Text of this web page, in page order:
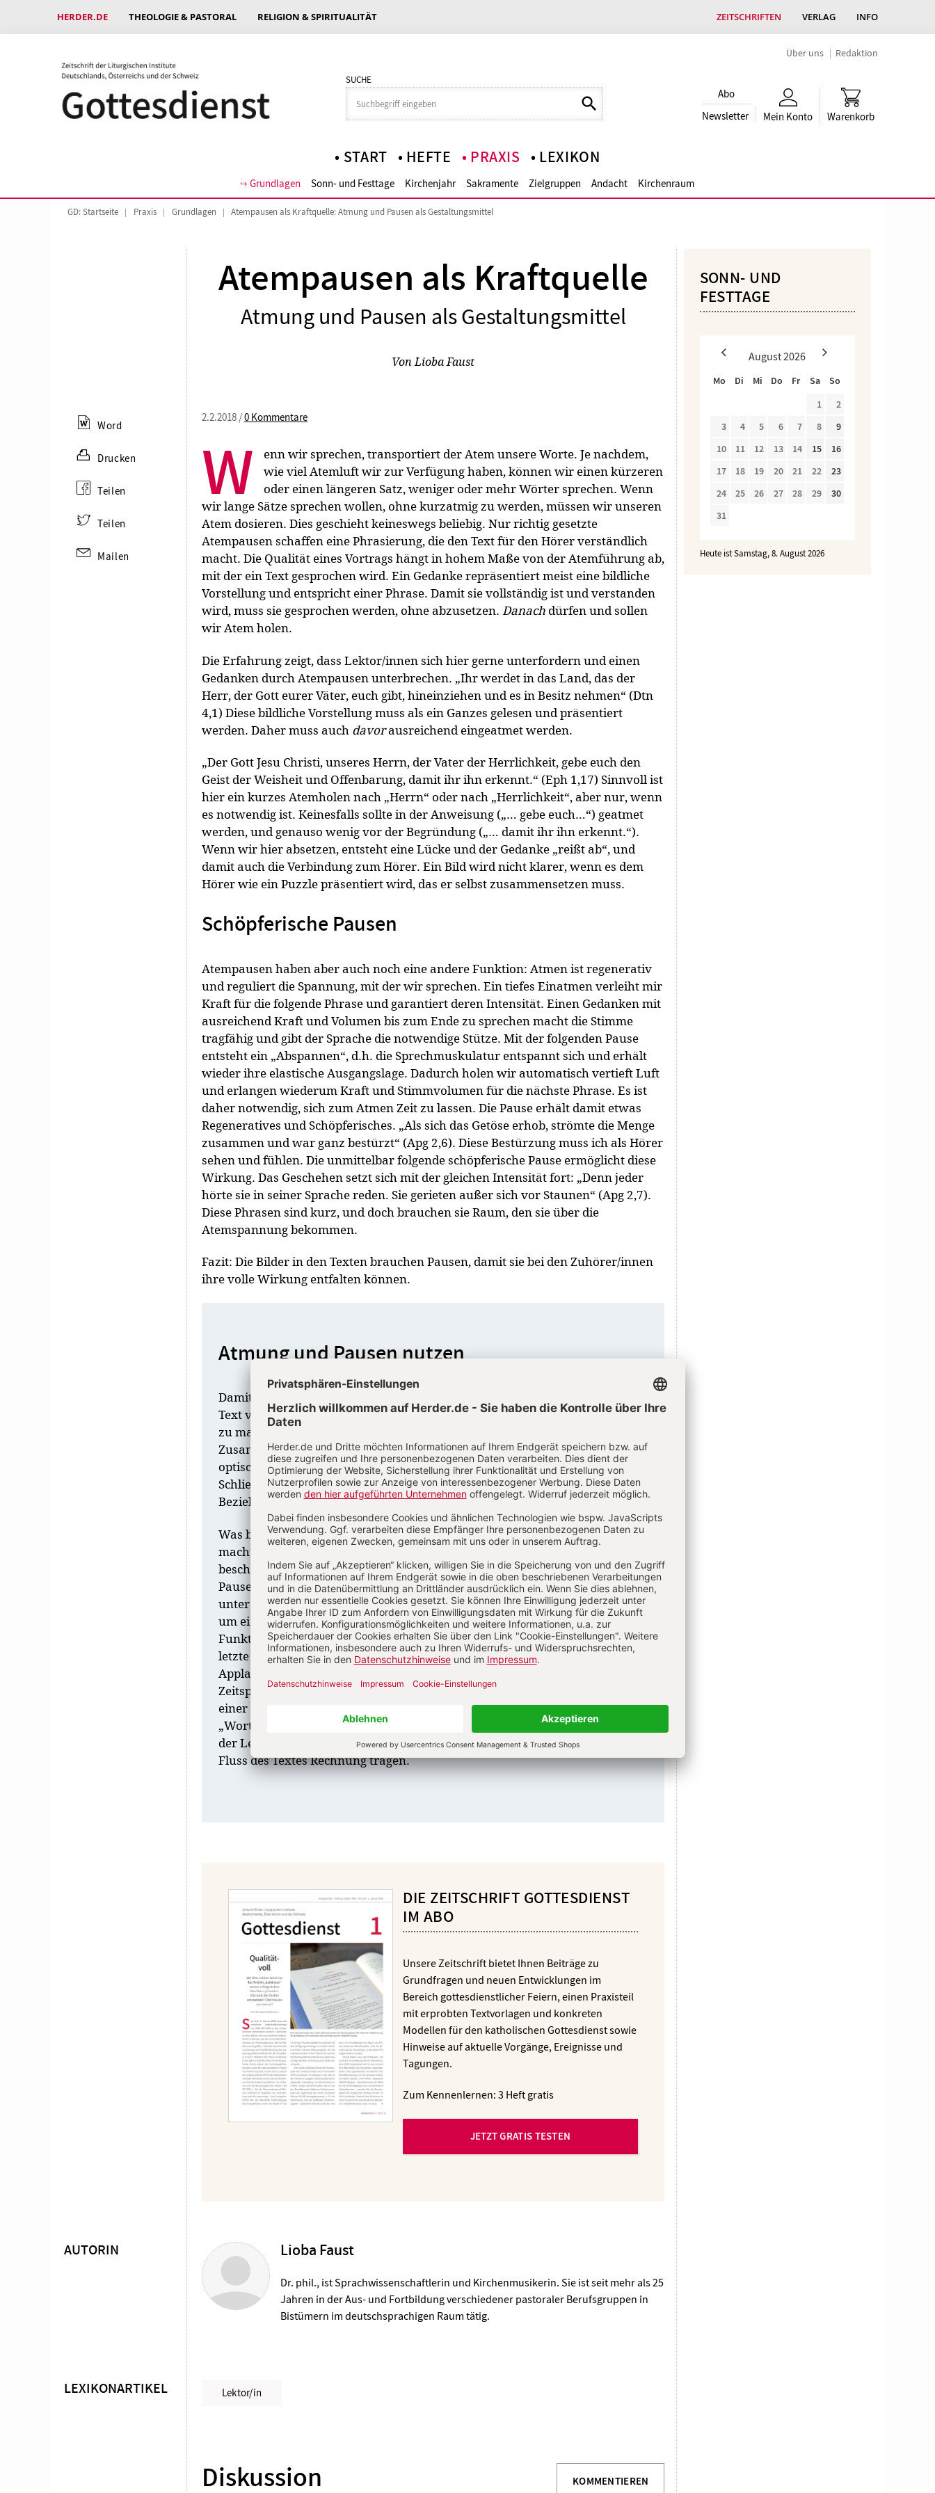
HERDER.DE THEOLOGIE & PASTORAL RELIGION & SPIRITUALITÄT ZEITSCHRIFTEN VERLAG INFO
Über uns Redaktion
SUCHE
Abo
Newsletter
Mein Konto Warenkorb
START HEFTE PRAXIS LEXIKON
Grundlagen Sonn- und Festtage Kirchenjahr Sakramente Zielgruppen Andacht Kirchenraum
GD: Startseite Praxis Grundlagen Atempausen als Kraftquelle: Atmung und Pausen als Gestaltungsmittel
Atempausen als Kraftquelle
:
Atmung und Pausen als Gestaltungsmittel
VonLioba Faust
2.2.2018 /0 Kommentare
W
enn wir sprechen, transportiert der Atem unsere Worte. Je nachdem,
wie viel Atemluft wir zur Verfügung haben, können wir einen kürzeren
oder einen längeren Satz, weniger oder mehr Wörter sprechen. Wenn
wir lange Sätze sprechen wollen, ohne kurzatmig zu werden, müssen wir unseren
Atem dosieren. Dies geschieht keineswegs beliebig. Nur richtig gesetzte
Atempausen schaffen eine Phrasierung, die den Text für den Hörer verständlich
macht. Die Qualität eines Vortrags hängt in hohem Maße von der Atemführung ab,
mit der ein Text gesprochen wird. Ein Gedanke repräsentiert meist eine bildliche
Vorstellung und entspricht einer Phrase. Damit sie vollständig ist und verstanden
wird, muss sie gesprochen werden, ohne abzusetzen. Danachdürfen und sollen
wir Atem holen.
Die Erfahrung zeigt, dass Lektor/innen sich hier gerne unterfordern und einen
Gedanken durch Atempausen unterbrechen. „Ihr werdet in das Land, das der
Herr, der Gott eurer Väter, euch gibt, hineinziehen und es in Besitz nehmen“ (Dtn
4,1) Diese bildliche Vorstellung muss als ein Ganzes gelesen und präsentiert
werden. Daher muss auch davorausreichend eingeatmet werden.
„Der Gott Jesu Christi, unseres Herrn, der Vater der Herrlichkeit, gebe euch den
Geist der Weisheit und Offenbarung, damit ihr ihn erkennt.“ (Eph 1,17) Sinnvoll ist
hier ein kurzes Atemholen nach „Herrn“ oder nach „Herrlichkeit“, aber nur, wenn
es notwendig ist. Keinesfalls sollte in der Anweisung („… gebe euch…“) geatmet
werden, und genauso wenig vor der Begründung („… damit ihr ihn erkennt.“).
Wenn wir hier absetzen, entsteht eine Lücke und der Gedanke „reißt ab“, und
damit auch die Verbindung zum Hörer. Ein Bild wird nicht klarer, wenn es dem
Hörer wie ein Puzzle präsentiert wird, das er selbst zusammensetzen muss.
Schöpferische Pausen
Atempausen haben aber auch noch eine andere Funktion: Atmen ist regenerativ
und reguliert die Spannung, mit der wir sprechen. Ein tiefes Einatmen verleiht mir
Kraft für die folgende Phrase und garantiert deren Intensität. Einen Gedanken mit
ausreichend Kraft und Volumen bis zum Ende zu sprechen macht die Stimme
tragfähig und gibt der Sprache die notwendige Stütze. Mit der folgenden Pause
entsteht ein „Abspannen“, d.h. die Sprechmuskulatur entspannt sich und erhält
wieder ihre elastische Ausgangslage. Dadurch holen wir automatisch vertieft Luft
und erlangen wiederum Kraft und Stimmvolumen für die nächste Phrase. Es ist
daher notwendig, sich zum Atmen Zeit zu lassen. Die Pause erhält damit etwas
Regeneratives und Schöpferisches. „Als sich das Getöse erhob, strömte die Menge
zusammen und war ganz bestürzt“ (Apg 2,6). Diese Bestürzung muss ich als Hörer
sehen und fühlen. Die unmittelbar folgende schöpferische Pause ermöglicht diese
Wirkung. Das Geschehen setzt sich mit der gleichen Intensität fort: „Denn jeder
hörte sie in seiner Sprache reden. Sie gerieten außer sich vor Staunen“ (Apg 2,7).
Diese Phrasen sind kurz, und doch brauchen sie Raum, den sie über die
Atemspannung bekommen.
Fazit: Die Bilder in den Texten brauchen Pausen, damit sie bei den Zuhörer/innen
ihre volle Wirkung entfalten können.
Atmung und Pausen nutzen
Damit Pausen an der richtigen Stelle gesetzt werden, müssen Lektoren ihren
Text vorbereiten. Ein erstes Lesen dient dazu, sich mit dem Inhalt vertraut
zu machen. In einem weiteren Lesedurchgang werden innere
Zusammenhänge erfasst. Atem holen setzt voraus, dass der Leser den Text
optisch erfasst und einen Gedanken oder eine Phrase überblicken kann.
Schließlich gibt auch der Satzbau Hinweise auf die Phrasierung: Je enger die
Beziehung zwischen Wörtern ist, desto störanfälliger ist sie.
Was bedeutet das? Ein einfaches Beispiel wie: „Ich bin das lebendige Brot“
macht deutlich: „das“ verweist auf das Hauptwort, das Adjektiv „lebendig“
beschreibt das Brot näher. Niemand würde zwischen diesen Wörtern eine
Pause machen. Auch die Wörter „ich bin …“ bilden eine enge Beziehung
untereinander ab und sollten nicht durch eine kurze Pause getrennt werden,
um ein vermeintlich wichtiges Wort hervorzuheben. Pausen haben also eine
Funktion: Sie geben einem Gedanken Raum. Einem Musikstück, bei dem der
letzte Ton im Raum klingt, folgt ein spannungsgeladener Moment bis zum
Applaus. Jeder wird bestätigen, dass eine solche Pause kein Vakuum ist; eine
Zeitspanne, in der einfach „nichts“ geschieht. Demnach muss der letzte Satz
einer Lesung immer „im Raum stehen“ und verklingen, bevor mit dem
„Wort des lebendigen Gottes“ und dem Impulsruf der Gemeinde der Rahmen
der Lesung geschlossen wird. Pausen sitzen nur dann richtig, wenn sie dem
Fluss des Textes Rechnung tragen.
DIE ZEITSCHRIFT GOTTESDIENST
IM ABO
Unsere Zeitschrift bietet Ihnen Beiträge zu
Grundfragen und neuen Entwicklungen im
Bereich gottesdienstlicher Feiern, einen Praxisteil
mit erprobten Textvorlagen und konkreten
Modellen für den katholischen Gottesdienst sowie
Hinweise auf aktuelle Vorgänge, Ereignisse und
Tagungen.
Zum Kennenlernen: 3 Heft gratis
JETZT GRATIS TESTEN
Word
Drucken
Teilen
Teilen
Mailen
Überschrift
AUTORIN Lioba Faust
Dr. phil., ist Sprachwissenschaftlerin und Kirchenmusikerin. Sie ist seit mehr als 25
Jahren in der Aus- und Fortbildung verschiedener pastoraler Berufsgruppen in
Bistümern im deutschsprachigen Raum tätig.
LEXIKONARTIKEL Lektor/in
Diskussion KOMMENTIEREN
SONN- UND
FESTTAGE
August2026
Mo Di Mi Do Fr Sa
So
1
2
3
4 5 6 7 8
9
10
11 12 13 14 15
16
17
18 19 20 21 22
23
24
25 26 27 28 29
30
31
Heute ist Samstag, 8. August 2026